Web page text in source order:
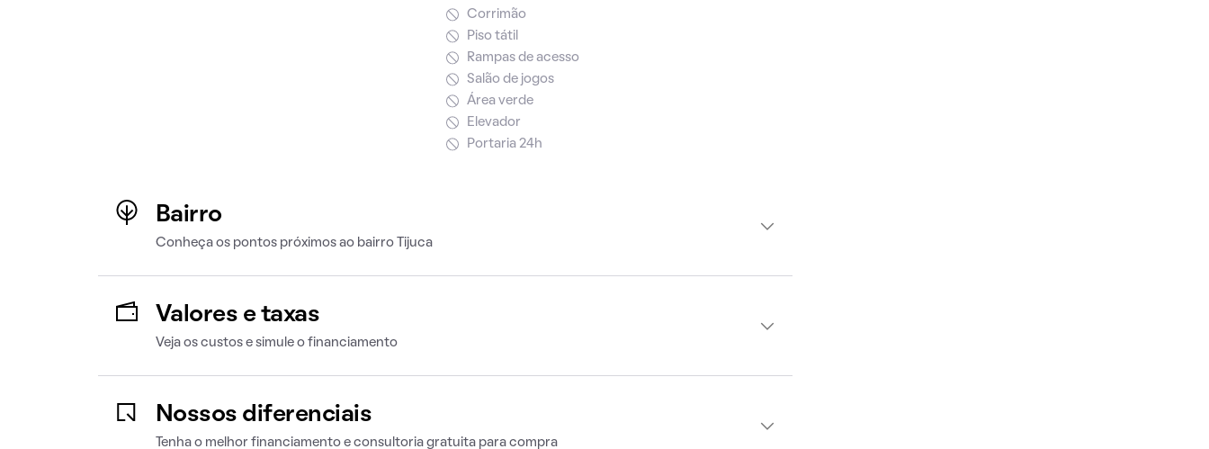
Corrimão
Piso tátil
Rampas de acesso
Salão de jogos
Área verde
Elevador
Portaria 24h
Bairro
Conheça os pontos próximos ao bairro Tijuca
Valores e taxas
Veja os custos e simule o financiamento
Nossos diferenciais
Tenha o melhor financiamento e consultoria gratuita para compra